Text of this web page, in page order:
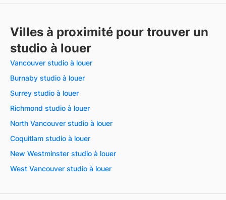
Villes à proximité pour trouver un
studio à louer
Vancouver studio à louer
Burnaby studio à louer
Surrey studio à louer
Richmond studio à louer
North Vancouver studio à louer
Coquitlam studio à louer
New Westminster studio à louer
West Vancouver studio à louer